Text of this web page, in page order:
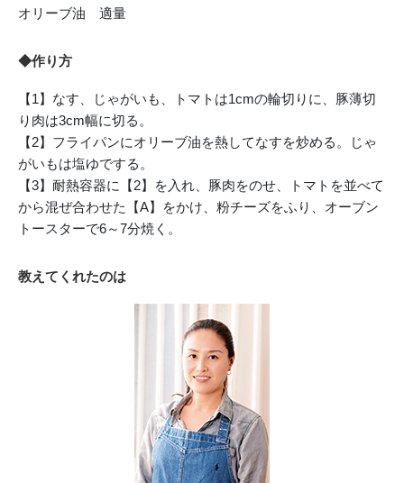
オリーブ油 適量
◆作り方
【1】なす、じゃがいも、トマトは1cmの輪切りに、豚薄切
り肉は3cm幅に切る。
【2】フライパンにオリーブ油を熱してなすを炒める。じゃ
がいもは塩ゆでする。
【3】耐熱容器に【2】を入れ、豚肉をのせ、トマトを並べて
から混ぜ合わせた【A】をかけ、粉チーズをふり、オーブン
トースターで6～7分焼く。
教えてくれたのは